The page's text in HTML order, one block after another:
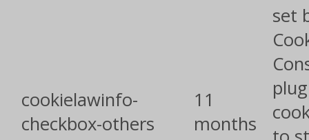
cookielawinfo-
checkbox-others
11
months
set